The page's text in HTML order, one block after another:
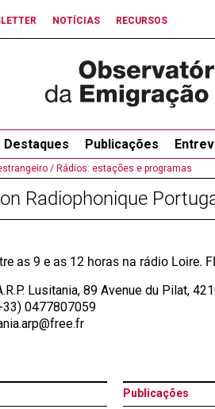
NOTÍCIAS RECURSOS
Destaques Publicações
/ Rádios: estações e programas
Radiophonique
as 9 e as 12 horas na rádio Loire.
Lusitania, 89 Avenue du Pilat,
0477807059
Publicações